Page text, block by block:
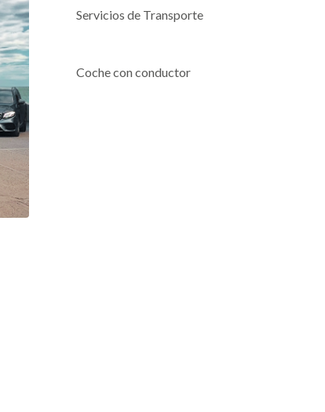
Servicios de Transporte
Coche con conductor